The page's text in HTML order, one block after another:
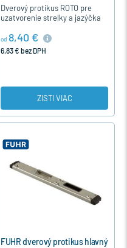
Dverový protikus ROTO pre
uzatvorenie strelky a jazýčka
dvere na 4 mm medzeru medzi
rámom a krídlom - na…
od 8,40 €
6,83 € bez DPH
ZISTI VIAC
FUHR dverový protikus hlavný